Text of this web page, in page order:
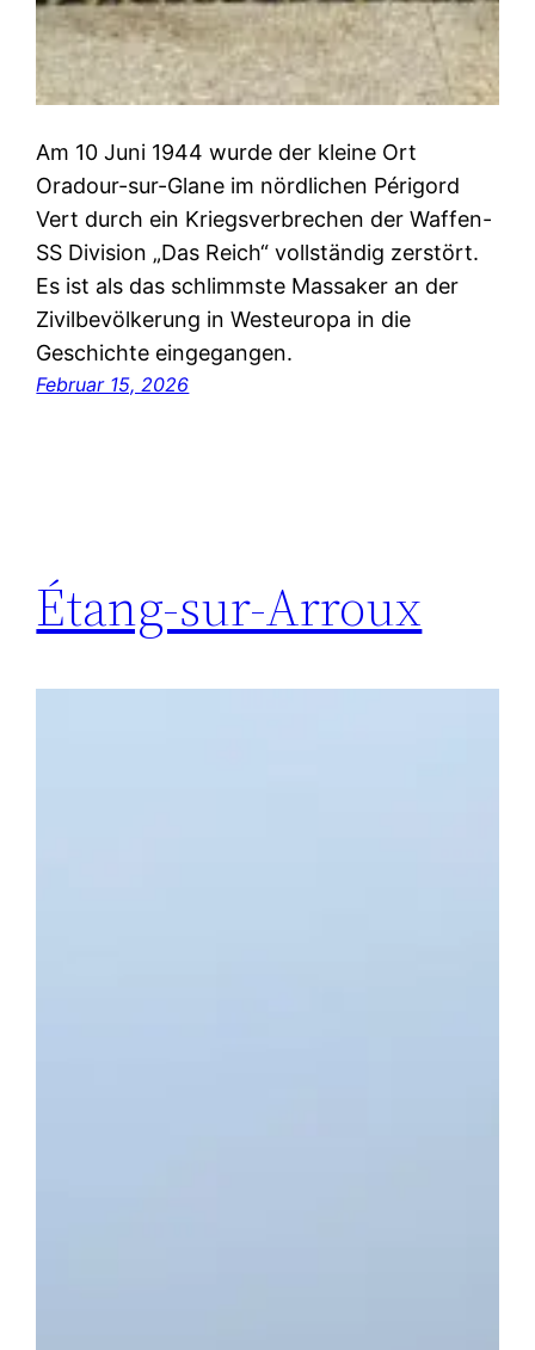
Am 10 Juni 1944 wurde der kleine Ort
Oradour-sur-Glane im nördlichen Périgord
Vert durch ein Kriegsverbrechen der Waffen-
SS Division „Das Reich“ vollständig zerstört.
Es ist als das schlimmste Massaker an der
Zivilbevölkerung in Westeuropa in die
Geschichte eingegangen.
Februar 15, 2026
Étang-sur-Arroux